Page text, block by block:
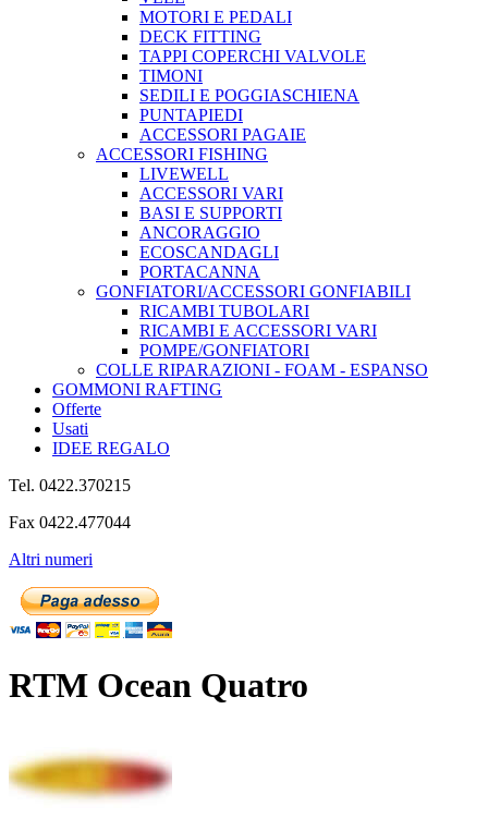
MOTORI E PEDALI
DECK FITTING
TAPPI COPERCHI VALVOLE
TIMONI
SEDILI E POGGIASCHIENA
PUNTAPIEDI
ACCESSORI PAGAIE
ACCESSORI FISHING
LIVEWELL
ACCESSORI VARI
BASI E SUPPORTI
ANCORAGGIO
ECOSCANDAGLI
PORTACANNA
GONFIATORI/ACCESSORI GONFIABILI
RICAMBI TUBOLARI
RICAMBI E ACCESSORI VARI
POMPE/GONFIATORI
COLLE RIPARAZIONI - FOAM - ESPANSO
GOMMONI RAFTING
Offerte
Usati
IDEE REGALO
Tel. 0422.370215
Fax 0422.477044
Altri numeri
RTM Ocean Quatro